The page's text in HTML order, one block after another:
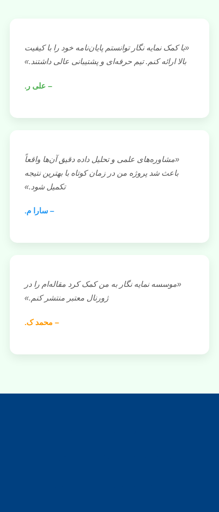
«با کمک نمایه نگار توانستم پایان‌نامه خود را با کیفیت
بالا ارائه کنم. تیم حرفه‌ای و پشتیبانی عالی داشتند.»
– علی ر.
«مشاوره‌های علمی و تحلیل داده دقیق آن‌ها واقعاً
باعث شد پروژه من در زمان کوتاه با بهترین نتیجه
تکمیل شود.»
– سارا م.
«موسسه نمایه نگار به من کمک کرد مقاله‌ام را در
ژورنال معتبر منتشر کنم.»
– محمد ک.